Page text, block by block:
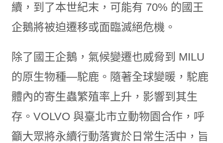
續，到了本世紀末，可能有 70% 的國王
企鵝將被迫遷移或面臨滅絕危機。
除了國王企鵝，氣候變遷也威脅到 MILU
的原生物種—駝鹿。隨著全球變暖，駝鹿
體內的寄生蟲繁殖率上升，影響到其生
存。VOLVO 與臺北市立動物園合作，呼
籲大眾將永續行動落實於日常生活中，旨